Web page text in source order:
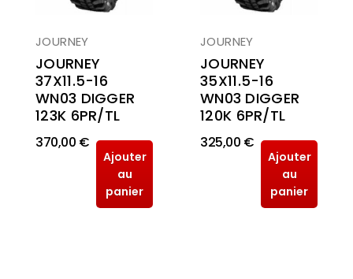
JOURNEY
JOURNEY
37X11.5-16
WN03 DIGGER
123K 6PR/TL
370,00 €
Ajouter
au
panier
JOURNEY
JOURNEY
35X11.5-16
WN03 DIGGER
120K 6PR/TL
325,00 €
Ajouter
au
panier